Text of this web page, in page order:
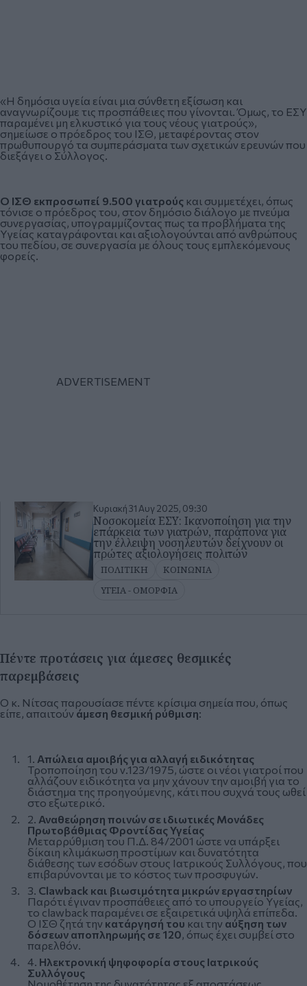
«Η δημόσια υγεία είναι μια σύνθετη εξίσωση και
αναγνωρίζουμε τις προσπάθειες που γίνονται. Όμως, το ΕΣΥ
παραμένει μη ελκυστικό για τους νέους γιατρούς»,
σημείωσε ο πρόεδρος του ΙΣΘ, μεταφέροντας στον
πρωθυπουργό τα συμπεράσματα των σχετικών ερευνών που
διεξάγει ο Σύλλογος.
Ο ΙΣΘ εκπροσωπεί 9.500 γιατρούς και συμμετέχει, όπως
τόνισε ο πρόεδρος του, στον δημόσιο διάλογο με πνεύμα
συνεργασίας, υπογραμμίζοντας πως τα προβλήματα της
Υγείας καταγράφονται και αξιολογούνται από ανθρώπους
του πεδίου, σε συνεργασία με όλους τους εμπλεκόμενους
φορείς.
Κυριακή 31 Αυγ 2025, 09:30
Νοσοκομεία ΕΣΥ: Ικανοποίηση για την
επάρκεια των γιατρών, παράπονα για
την έλλειψη νοσηλευτών δείχνουν οι
πρώτες αξιολογήσεις πολιτών
ΠΟΛΙΤΙΚΗ
ΚΟΙΝΩΝΙΑ
ΥΓΕΙΑ - ΟΜΟΡΦΙΑ
Πέντε προτάσεις για άμεσες θεσμικές
παρεμβάσεις
Ο κ. Νίτσας παρουσίασε πέντε κρίσιμα σημεία που, όπως
είπε, απαιτούν άμεση θεσμική ρύθμιση:
1. Απώλεια αμοιβής για αλλαγή ειδικότητας
Τροποποίηση του ν.123/1975, ώστε οι νέοι γιατροί που
αλλάζουν ειδικότητα να μην χάνουν την αμοιβή για το
διάστημα της προηγούμενης, κάτι που συχνά τους ωθεί
στο εξωτερικό.
2. Αναθεώρηση ποινών σε ιδιωτικές Μονάδες
Πρωτοβάθμιας Φροντίδας Υγείας
Μεταρρύθμιση του Π.Δ. 84/2001 ώστε να υπάρξει
δίκαιη κλιμάκωση προστίμων και δυνατότητα
διάθεσης των εσόδων στους Ιατρικούς Συλλόγους, που
επιβαρύνονται με το κόστος των προσφυγών.
3. Clawback και βιωσιμότητα μικρών εργαστηρίων
Παρότι έγιναν προσπάθειες από το υπουργείο Υγείας,
το clawback παραμένει σε εξαιρετικά υψηλά επίπεδα.
Ο ΙΣΘ ζητά την κατάργησή του και την αύξηση των
δόσεων αποπληρωμής σε 120, όπως έχει συμβεί στο
παρελθόν.
4. Ηλεκτρονική ψηφοφορία στους Ιατρικούς
Συλλόγους